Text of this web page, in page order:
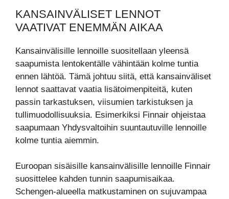
KANSAINVÄLISET LENNOT
VAATIVAT ENEMMÄN AIKAA
Kansainvälisille lennoille suositellaan yleensä
saapumista lentokentälle vähintään kolme tuntia
ennen lähtöä. Tämä johtuu siitä, että kansainväliset
lennot saattavat vaatia lisätoimenpiteitä, kuten
passin tarkastuksen, viisumien tarkistuksen ja
tullimuodollisuuksia. Esimerkiksi Finnair ohjeistaa
saapumaan Yhdysvaltoihin suuntautuville lennoille
kolme tuntia aiemmin.
Euroopan sisäisille kansainvälisille lennoille Finnair
suosittelee kahden tunnin saapumisaikaa.
Schengen-alueella matkustaminen on sujuvampaa